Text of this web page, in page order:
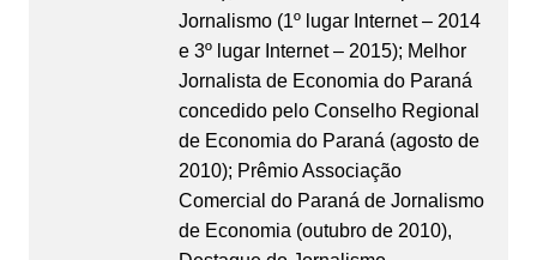
Jornalismo (1º lugar Internet – 2014
e 3º lugar Internet – 2015); Melhor
Jornalista de Economia do Paraná
concedido pelo Conselho Regional
de Economia do Paraná (agosto de
2010); Prêmio Associação
Comercial do Paraná de Jornalismo
de Economia (outubro de 2010),